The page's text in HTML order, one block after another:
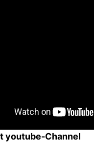
youtube-Channel